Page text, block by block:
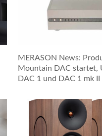
MERASON News:
Mountain DAC startet,
DAC 1 und DAC 1 mk